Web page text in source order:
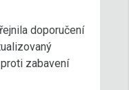
doporučení
zabavení